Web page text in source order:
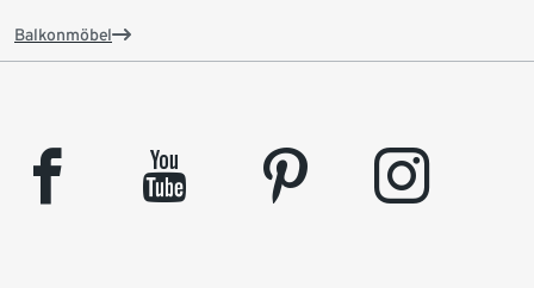
Balkonmöbel
facebook youtube pinterest instagram